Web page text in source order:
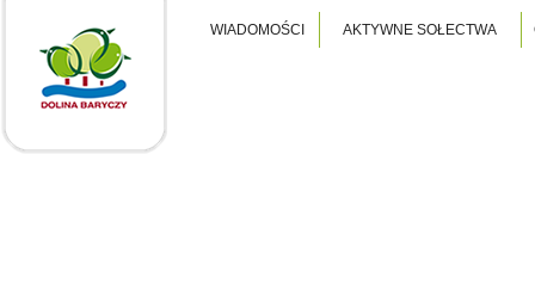
WIADOMOŚCI AKTYWNE SOŁECTWA